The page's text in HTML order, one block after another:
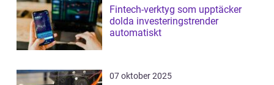
Fintech-verktyg som upptäcker
dolda investeringstrender
automatiskt
07 oktober 2025